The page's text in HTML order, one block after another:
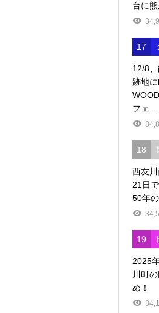
台に熊
17
12/8
跡地
フェ...
18
西友
21日
50年
19
2025
川町
め！